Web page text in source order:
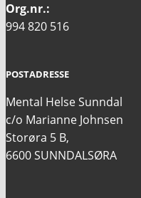
Org.nr.:
994 820 516
POSTADRESSE
Mental Helse Sunndal
c/o Marianne Johnsen
Storøra 5 B,
6600 SUNNDALSØRA